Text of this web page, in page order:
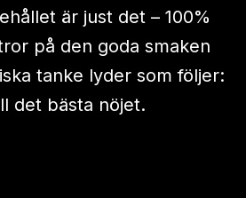
är just det – 100%
på den goda smaken
tanke lyder som följer:
det bästa nöjet.